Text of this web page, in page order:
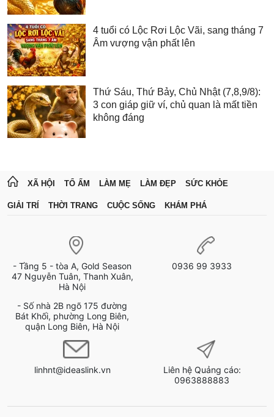
4 tuổi có Lộc Rơi Lộc Vãi, sang tháng 7
Âm vượng vận phất lên
Thứ Sáu, Thứ Bảy, Chủ Nhật (7,8,9/8):
3 con giáp giữ ví, chủ quan là mất tiền
không đáng
XÃ HỘI TỔ ẤM LÀM MẸ LÀM ĐẸP SỨC KHỎE
GIẢI TRÍ THỜI TRANG CUỘC SỐNG KHÁM PHÁ
- Tầng 5 - tòa A, Gold Season
47 Nguyễn Tuân, Thanh Xuân,
Hà Nội
- Số nhà 2B ngõ 175 đường
Bát Khối, phường Long Biên,
quận Long Biên, Hà Nội
0936 99 3933
linhnt@ideaslink.vn
Liên hệ Quảng cáo:
0963888883